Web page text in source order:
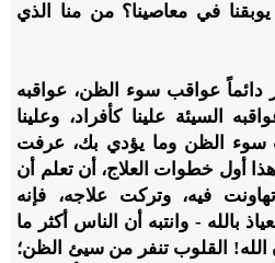
في معاصينا؟ من منا الذي
دائماً عواقب سوء الظن، عواقبه
السيئة علينا كأفراد، وعلينا
سوء الظن وما يؤدي بك، عرفت
أول خطوات العلاج، أن تعلم أن
فيه، وتركت علاجه، فإنه
بالله - وانتبه أن الناس أكثر ما
القلوب تنفر من سيئ الظن؛